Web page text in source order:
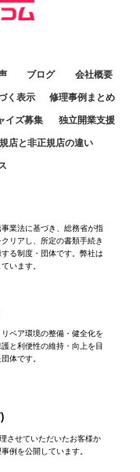
ブログ 会社概要
く表示 修理事例まとめ
イズ募集 独立開業支援
店と非正規店の違い
業法に基づき、総務省が指
リアし、所定の書類手続き
る制度・団体です。弊社は
います。
ペア環境の整備・健全化を
と利便性の維持・向上を目
体です。
させていただいたお客様か
例を公開しています。